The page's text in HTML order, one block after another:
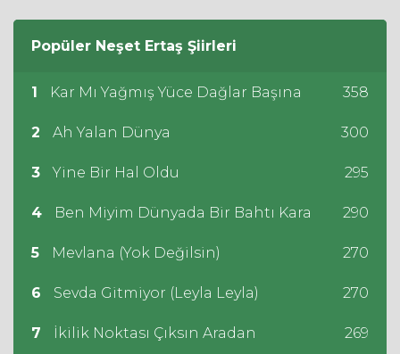
Popüler Neşet Ertaş Şiirleri
1 Kar Mı Yağmış Yüce Dağlar Başına 358
2 Ah Yalan Dünya 300
3 Yine Bir Hal Oldu 295
4 Ben Miyim Dünyada Bir Bahtı Kara 290
5 Mevlana (Yok Değilsin) 270
6 Sevda Gitmiyor (Leyla Leyla) 270
7 İkilik Noktası Çıksın Aradan 269